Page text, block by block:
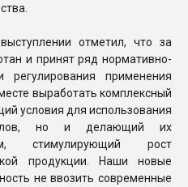
отметил, что за
и принят ряд нормативно-
применения
выработать комплексный
условия для использования
но и делающий их
стимулирующий рост
продукции. Наши новые
не ввозить современные